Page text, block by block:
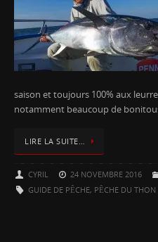
saison et toujours 100% aux
notamment beaucoup de
LIRE LA SUITE…
CYRIL 24 NOVEMBRE 2016
GUIDE DE PÊCHE, PÊCHE DU THON